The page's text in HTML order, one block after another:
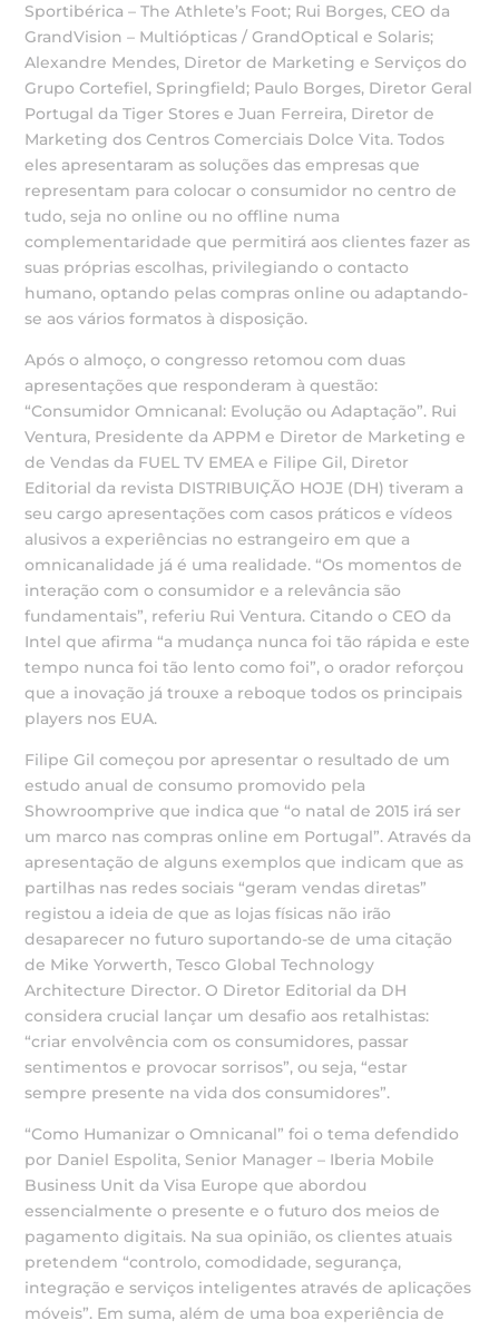
Sportibérica – The Athlete’s Foot; Rui Borges, CEO da
GrandVision – Multiópticas / GrandOptical e Solaris;
Alexandre Mendes, Diretor de Marketing e Serviços do
Grupo Cortefiel, Springfield; Paulo Borges, Diretor Geral
Portugal da Tiger Stores e Juan Ferreira, Diretor de
Marketing dos Centros Comerciais Dolce Vita. Todos
eles apresentaram as soluções das empresas que
representam para colocar o consumidor no centro de
tudo, seja no online ou no offline numa
complementaridade que permitirá aos clientes fazer as
suas próprias escolhas, privilegiando o contacto
humano, optando pelas compras online ou adaptando-
se aos vários formatos à disposição.
Após o almoço, o congresso retomou com duas
apresentações que responderam à questão:
“Consumidor Omnicanal: Evolução ou Adaptação”. Rui
Ventura, Presidente da APPM e Diretor de Marketing e
de Vendas da FUEL TV EMEA e Filipe Gil, Diretor
Editorial da revista DISTRIBUIÇÃO HOJE (DH) tiveram a
seu cargo apresentações com casos práticos e vídeos
alusivos a experiências no estrangeiro em que a
omnicanalidade já é uma realidade. “Os momentos de
interação com o consumidor e a relevância são
fundamentais”, referiu Rui Ventura. Citando o CEO da
Intel que afirma “a mudança nunca foi tão rápida e este
tempo nunca foi tão lento como foi”, o orador reforçou
que a inovação já trouxe a reboque todos os principais
players nos EUA.
Filipe Gil começou por apresentar o resultado de um
estudo anual de consumo promovido pela
Showroomprive que indica que “o natal de 2015 irá ser
um marco nas compras online em Portugal”. Através da
apresentação de alguns exemplos que indicam que as
partilhas nas redes sociais “geram vendas diretas”
registou a ideia de que as lojas físicas não irão
desaparecer no futuro suportando-se de uma citação
de Mike Yorwerth, Tesco Global Technology
Architecture Director. O Diretor Editorial da DH
considera crucial lançar um desafio aos retalhistas:
“criar envolvência com os consumidores, passar
sentimentos e provocar sorrisos”, ou seja, “estar
sempre presente na vida dos consumidores”.
“Como Humanizar o Omnicanal” foi o tema defendido
por Daniel Espolita, Senior Manager – Iberia Mobile
Business Unit da Visa Europe que abordou
essencialmente o presente e o futuro dos meios de
pagamento digitais. Na sua opinião, os clientes atuais
pretendem “controlo, comodidade, segurança,
integração e serviços inteligentes através de aplicações
móveis”. Em suma, além de uma boa experiência de